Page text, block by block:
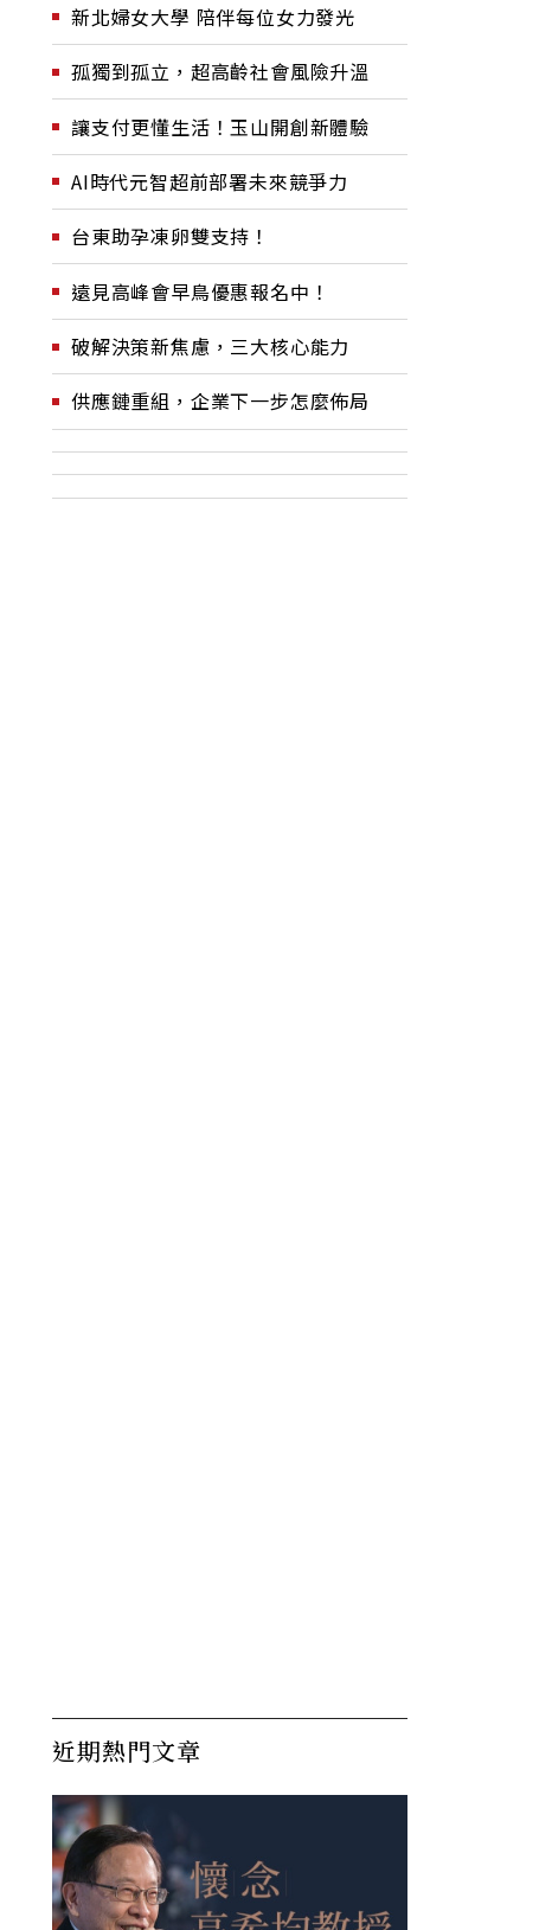
新北婦女大學 陪伴每位女力發光
孤獨到孤立，超高齡社會風險升溫
讓支付更懂生活！玉山開創新體驗
AI時代元智超前部署未來競爭力
台東助孕凍卵雙支持！
遠見高峰會早鳥優惠報名中！
破解決策新焦慮，三大核心能力
供應鏈重組，企業下一步怎麼佈局
近期熱門文章